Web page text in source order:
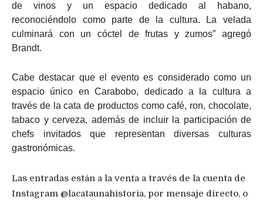
de vinos y un espacio dedicado al habano,
reconociéndolo como parte de la cultura. La velada
culminará con un cóctel de frutas y zumos” agregó
Brandt.
Cabe destacar que el evento es considerado como un
espacio único en Carabobo, dedicado a la cultura a
través de la cata de productos como café, ron, chocolate,
tabaco y cerveza, además de incluir la participación de
chefs invitados que representan diversas culturas
gastronómicas.
Las entradas están a la venta a través de la cuenta de
Instagram @lacataunahistoria, por mensaje directo, o